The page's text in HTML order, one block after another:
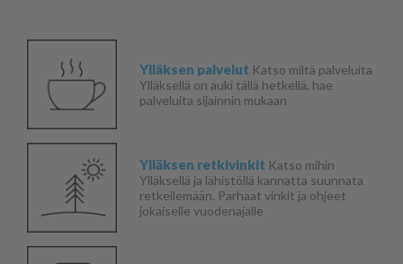
Ylläksen palvelut Katso miltä palveluita
Ylläksellä on auki tällä hetkellä, hae
palveluita sijainnin mukaan
Ylläksen retkivinkit Katso mihin
Ylläksellä ja lähistöllä kannatta suunnata
retkeilemään. Parhaat vinkit ja ohjeet
jokaiselle vuodenajalle